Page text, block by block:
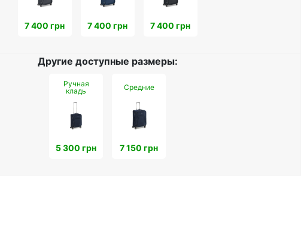
7 400 грн 7 400 грн 7 400 грн
Другие доступные размеры:
Ручная
кладь
5 300 грн
Средние
7 150 грн